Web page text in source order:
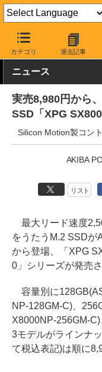
カテゴリ 過去記事
AKIBA PC Hotline! PC
ニュース
実売8,980円から
SSD「XPG
Silicon Motion製コン
AKIBA
リスト
最大リード速度
をうたうM.2 SSDが
から登場、「XPG
0」シリーズが発売さ
容量別に
NP-128GM-C)、
X8000NP-256GM-
3モデルがラインナ
て税込表記)は順に